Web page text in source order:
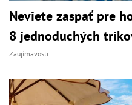
Neviete zaspať pre
8 jednoduchých
Zaujímavosti